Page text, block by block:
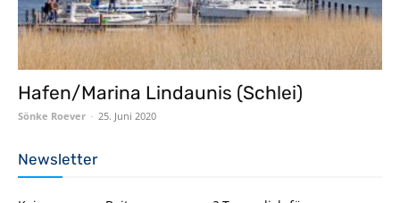
Hafen/Marina Lindaunis (Schlei)
Sönke Roever - 25. Juni 2020
Newsletter